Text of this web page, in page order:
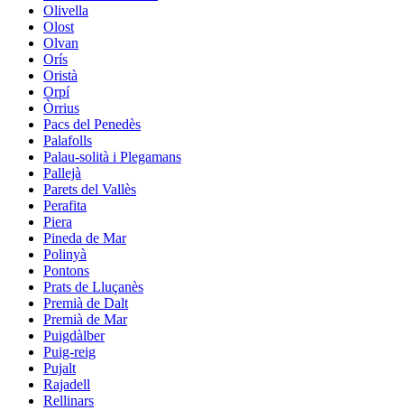
Olivella
Olost
Olvan
Orís
Oristà
Orpí
Òrrius
Pacs del Penedès
Palafolls
Palau-solità i Plegamans
Pallejà
Parets del Vallès
Perafita
Piera
Pineda de Mar
Polinyà
Pontons
Prats de Lluçanès
Premià de Dalt
Premià de Mar
Puigdàlber
Puig-reig
Pujalt
Rajadell
Rellinars